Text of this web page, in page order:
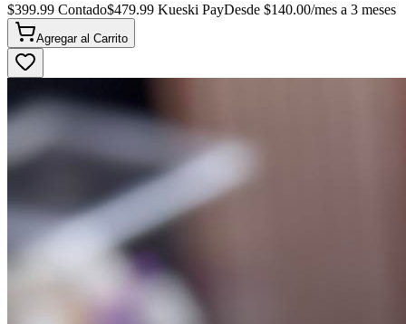
$399.99 Contado$479.99 Kueski PayDesde $140.00/mes a 3 meses
Agregar al Carrito